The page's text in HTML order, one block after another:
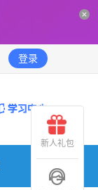
登录
新人礼包